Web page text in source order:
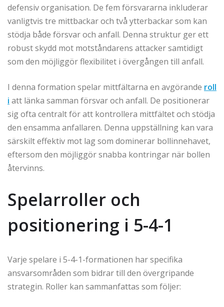
defensiv organisation. De fem försvararna inkluderar
vanligtvis tre mittbackar och två ytterbackar som kan
stödja både försvar och anfall. Denna struktur ger ett
robust skydd mot motståndarens attacker samtidigt
som den möjliggör flexibilitet i övergången till anfall.
I denna formation spelar mittfältarna en avgörande roll
i att länka samman försvar och anfall. De positionerar
sig ofta centralt för att kontrollera mittfältet och stödja
den ensamma anfallaren. Denna uppställning kan vara
särskilt effektiv mot lag som dominerar bollinnehavet,
eftersom den möjliggör snabba kontringar när bollen
återvinns.
Spelarroller och
positionering i 5-4-1
Varje spelare i 5-4-1-formationen har specifika
ansvarsområden som bidrar till den övergripande
strategin. Roller kan sammanfattas som följer: